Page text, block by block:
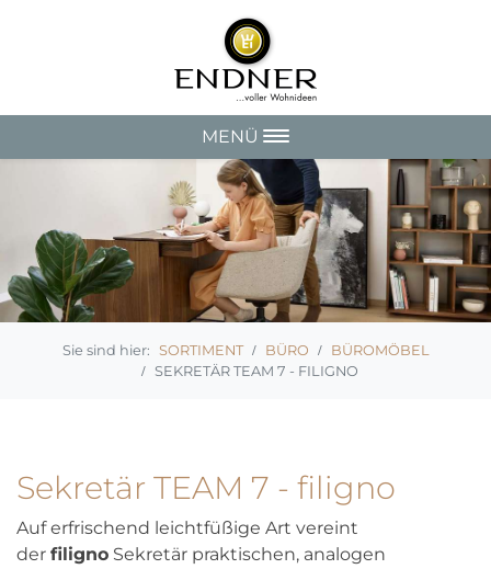
MENÜ
SORTIMENT BÜRO
BÜROMÖBEL
SEKRETÄR TEAM 7 - FILIGNO
Sekretär TEAM 7 - filigno
Auf erfrischend leichtfüßige Art vereint
der filigno Sekretär praktischen, analogen